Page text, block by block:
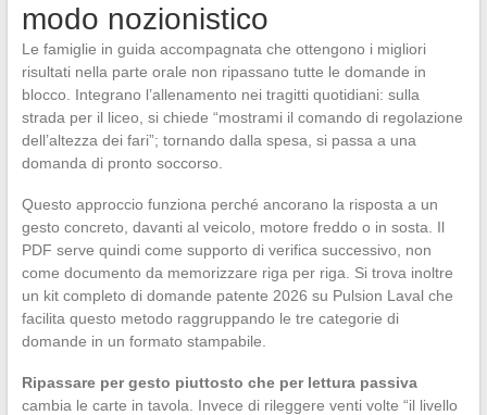
modo nozionistico
Le famiglie in guida accompagnata che ottengono i migliori
risultati nella parte orale non ripassano tutte le domande in
blocco. Integrano l’allenamento nei tragitti quotidiani: sulla
strada per il liceo, si chiede “mostrami il comando di regolazione
dell’altezza dei fari”; tornando dalla spesa, si passa a una
domanda di pronto soccorso.
Questo approccio funziona perché ancorano la risposta a un
gesto concreto, davanti al veicolo, motore freddo o in sosta. Il
PDF serve quindi come supporto di verifica successivo, non
come documento da memorizzare riga per riga. Si trova inoltre
un kit completo di domande patente 2026 su Pulsion Laval che
facilita questo metodo raggruppando le tre categorie di
domande in un formato stampabile.
Ripassare per gesto piuttosto che per lettura passiva
cambia le carte in tavola. Invece di rileggere venti volte “il livello